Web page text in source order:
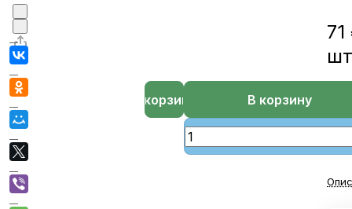
шт
В корзину
В корзине